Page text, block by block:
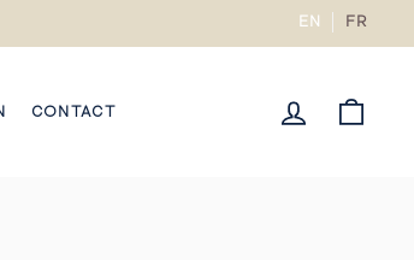
EN FR
CONTACT